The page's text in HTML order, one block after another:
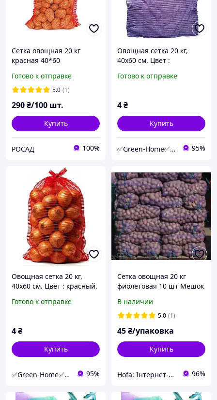
Сетка овощная 20 кг
красная 40*60
Готово к отправке
5.0 (1)
290₴/100 шт.
Купить
РОСАД 100%
Овощная сетка 20 кг,
40х60 см. Цвет :
Готово к отправке
4₴
Купить
✅Green-Home✅Интернет-магазин для сада, дома и авто. 95%
Овощная сетка 20 кг,
40х60 см. Цвет : красный.
Готово к отправке
4₴
Купить
✅Green-Home✅Интернет-магазин для сада, дома и авто. 95%
Сетка овощная 20 кг
фиолетовая 10 шт Мешок
сетки с затяжками
В наличии
5.0 (1)
45₴/упаковка
Купить
Hofa: Інтернет-магазин обуви, одежды и товаров для дома! 96%